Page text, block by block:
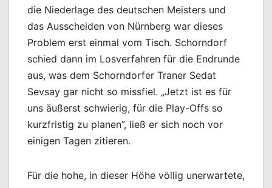
die Niederlage des deutschen Meisters und
das Ausscheiden von Nürnberg war dieses
Problem erst einmal vom Tisch. Schorndorf
schied dann im Losverfahren für die Endrunde
aus, was dem Schorndorfer Traner Sedat
Sevsay gar nicht so missfiel. „Jetzt ist es für
uns äußerst schwierig, für die Play-Offs so
kurzfristig zu planen”, ließ er sich noch vor
einigen Tagen zitieren.
Für die hohe, in dieser Höhe völlig unerwartete,